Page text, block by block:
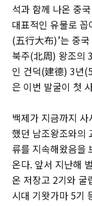
석과 함께 나온 중
대표적인 유물로
(五行大布)’는 중
북주(北周) 왕조의
인 건덕(建德) 3년
은 이번 발굴이 첫
백제가 지금까지
했던 남조왕조와의
류를 지속해왔음을
온다. 앞서 지난해
온 저장고 2기와
시대 기왓가마 5기